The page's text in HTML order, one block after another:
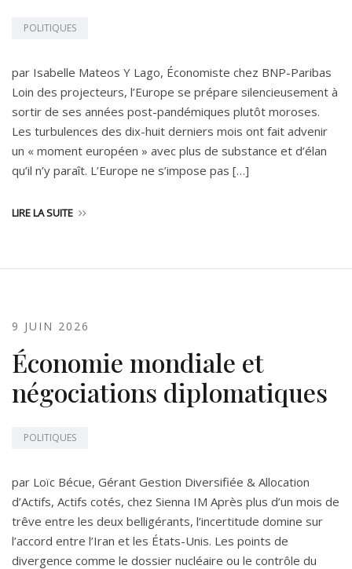
POLITIQUES
par Isabelle Mateos Y Lago, Économiste chez BNP-Paribas
Loin des projecteurs, l’Europe se prépare silencieusement à
sortir de ses années post-pandémiques plutôt moroses.
Les turbulences des dix-huit derniers mois ont fait advenir
un « moment européen » avec plus de substance et d’élan
qu’il n’y paraît. L’Europe ne s’impose pas […]
LIRE LA SUITE
9 JUIN 2026
Économie mondiale et
négociations diplomatiques
POLITIQUES
par Loïc Bécue, Gérant Gestion Diversifiée & Allocation
d’Actifs, Actifs cotés, chez Sienna IM Après plus d’un mois de
trêve entre les deux belligérants, l’incertitude domine sur
l’accord entre l’Iran et les États-Unis. Les points de
divergence comme le dossier nucléaire ou le contrôle du